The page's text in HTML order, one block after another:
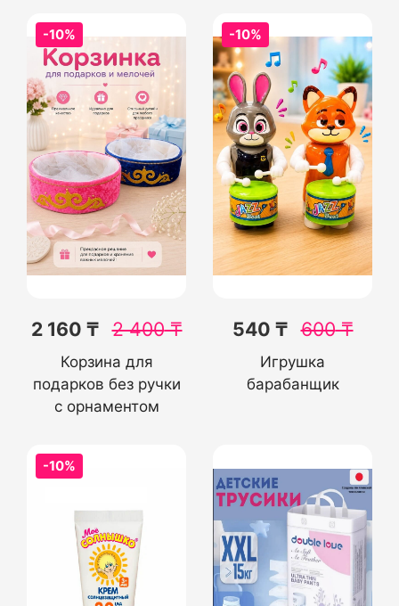
-10%
2 160 ₸ 2 400₸
Корзина для
подарков без ручки
с орнаментом
-10%
540 ₸ 600₸
Игрушка
барабанщик
-10%